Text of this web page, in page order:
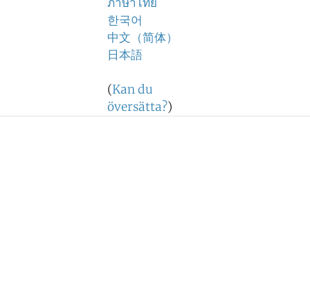
한국어
中文（简体）
日本語
(Kan du
översätta?)